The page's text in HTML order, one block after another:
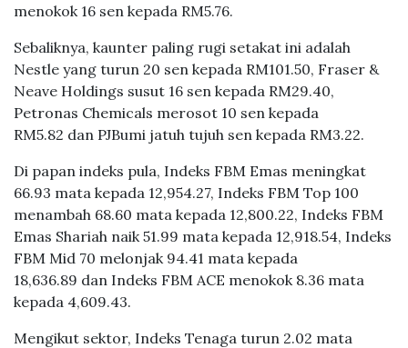
menokok 16 sen kepada RM5.76.
Sebaliknya, kaunter paling rugi setakat ini adalah
Nestle yang turun 20 sen kepada RM101.50, Fraser &
Neave Holdings susut 16 sen kepada RM29.40,
Petronas Chemicals merosot 10 sen kepada
RM5.82 dan PJBumi jatuh tujuh sen kepada RM3.22.
Di papan indeks pula, Indeks FBM Emas meningkat
66.93 mata kepada 12,954.27, Indeks FBM Top 100
menambah 68.60 mata kepada 12,800.22, Indeks FBM
Emas Shariah naik 51.99 mata kepada 12,918.54, Indeks
FBM Mid 70 melonjak 94.41 mata kepada
18,636.89 dan Indeks FBM ACE menokok 8.36 mata
kepada 4,609.43.
Mengikut sektor, Indeks Tenaga turun 2.02 mata